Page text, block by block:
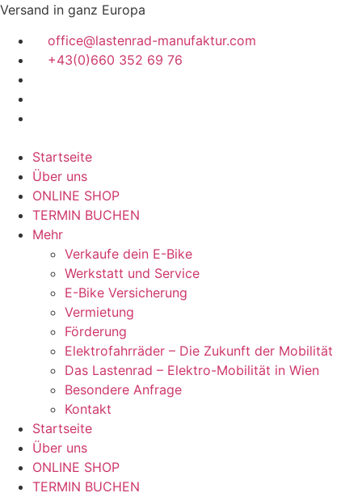
Zum
springen
Versand in ganz Europa
office@lastenrad-manufaktur.com
+43(0)660 352 69 76
Startseite
Über uns
ONLINE SHOP
TERMIN BUCHEN
Mehr
Verkaufe dein E-Bike
Werkstatt und Service
E-Bike Versicherung
Vermietung
Förderung
Elektrofahrräder – Die Zukunft der Mobilität
Das Lastenrad – Elektro-Mobilität in Wien
Besondere Anfrage
Kontakt
Startseite
Über uns
ONLINE SHOP
TERMIN BUCHEN